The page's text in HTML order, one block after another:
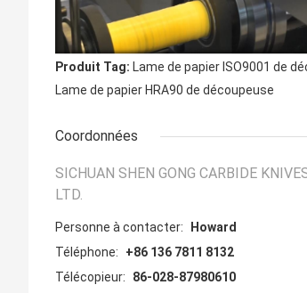
Produit Tag: Lame de papier ISO9001 de
Lame de papier HRA90 de découpeuse
Coordonnées
SICHUAN SHEN GONG CARBIDE
LTD.
Personne à contacter:
Howard
Téléphone:
+86 136 7811 8132
Télécopieur:
86-028-87980610